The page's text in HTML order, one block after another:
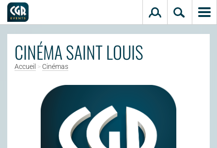
Aller au contenu principal
CINÉMA SAINT LOUIS
Accueil > Cinémas